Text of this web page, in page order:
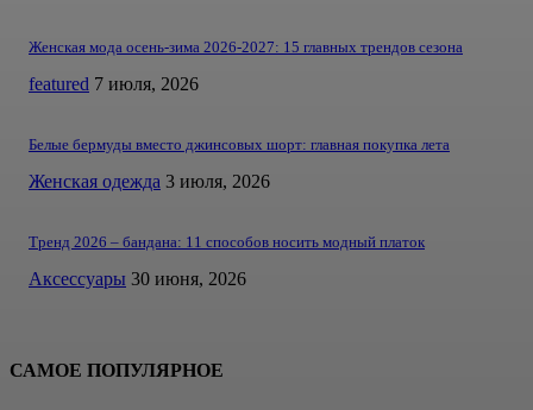
Женская мода осень-зима 2026-2027: 15 главных трендов сезона
featured 7 июля, 2026
Белые бермуды вместо джинсовых шорт: главная покупка лета
Женская одежда 3 июля, 2026
Тренд 2026 – бандана: 11 способов носить модный платок
Аксессуары 30 июня, 2026
САМОЕ ПОПУЛЯРНОЕ